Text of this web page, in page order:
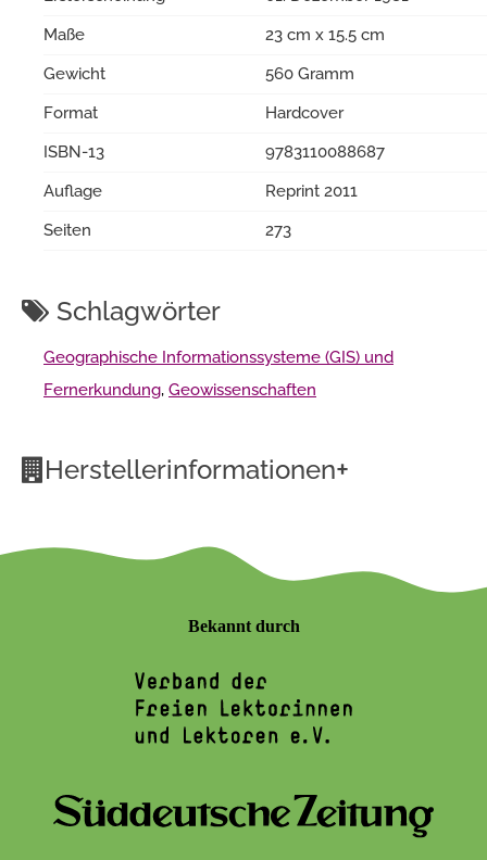
Maße
23 cm x 15.5 cm
Gewicht
560 Gramm
Format
Hardcover
ISBN-13
9783110088687
Auflage
Reprint 2011
Seiten
273
Schlagwörter
Geographische Informationssysteme (GIS) und
Fernerkundung, Geowissenschaften
Herstellerinformationen+
Bekannt durch